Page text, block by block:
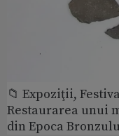
📁 Expoziţii,
Restaurarea unui
din Epoca